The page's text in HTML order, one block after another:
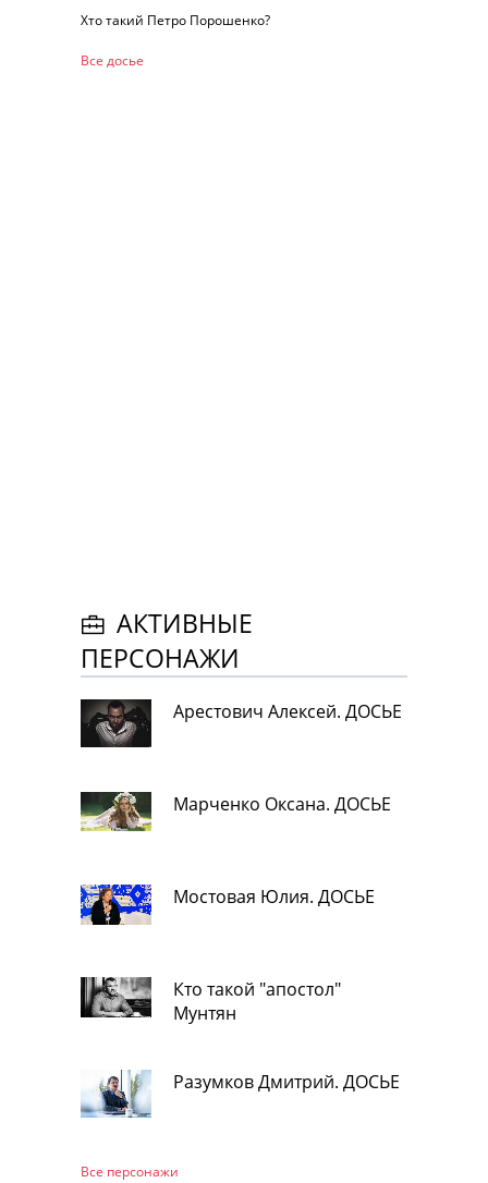
Хто такий Петро Порошенко?
Все досье
АКТИВНЫЕ
ПЕРСОНАЖИ
Арестович Алексей. ДОСЬЕ
Марченко Оксана. ДОСЬЕ
Мостовая Юлия. ДОСЬЕ
Кто такой "апостол"
Мунтян
Разумков Дмитрий. ДОСЬЕ
Все персонажи